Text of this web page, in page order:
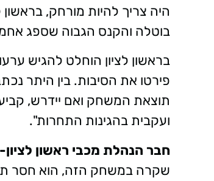
היה צריך להיות מורחק,
בוטלה והקנס הגבוה שספג
בראשון לציון הוחלט להגיש
פירטו את הסיבות. בין היתר
תוצאת המשחק ואם יידרש,
ועקבית בהגינות התחרות".
חבר הנהלת מכבי ראשון
שקרה במשחק הזה, הוא חסר